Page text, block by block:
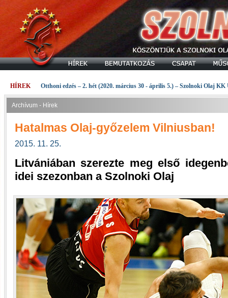
HÍREK Otthoni edzés – 2. hét (2020. március 30 - április 5.) – Szolnoki Olaj KK
Archívum - Hírek
Hatalmas Olaj-győzelem Vilniusban!
2015. 11. 25.
Litvániában szerezte meg első
idei szezonban a Szolnoki Olaj